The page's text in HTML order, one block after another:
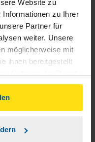
Website zu
Informationen zu Ihrer
Partner für
weiter. Unsere
möglicherweise mit
ihnen bereitgestellt
klicken,
gemäß
können, benötigen
Reihe von